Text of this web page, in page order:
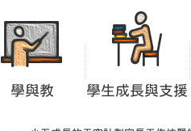
學與教 學生成長與支援